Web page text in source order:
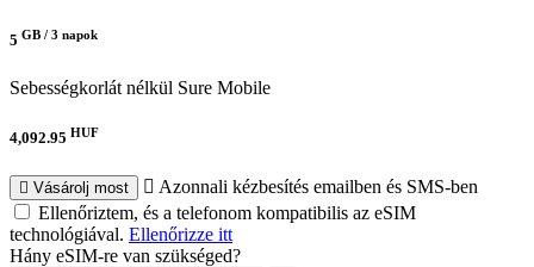
5 GB / 3 napok
Sebességkorlát nélkül Sure Mobile
4,092.95 HUF
Vásárolj most
Azonnali kézbesítés emailben és SMS-ben
Ellenőriztem, és a telefonom kompatibilis az eSIM
technológiával. Ellenőrizze itt
Hány eSIM-re van szükséged?